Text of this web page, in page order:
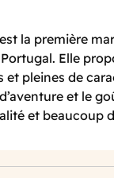
la première
Elle
et pleines de
et le
et beaucoup